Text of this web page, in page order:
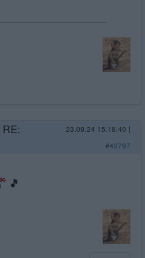
RE: 23.09.24 15:18:40 |
#42797
🎵